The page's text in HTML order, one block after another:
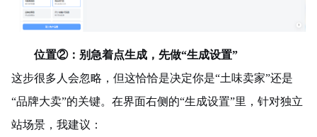
位置②：别急着点生成，先做“生成设置”
这步很多人会忽略，但这恰恰是决定你是“土味卖家”还是
“品牌大卖”的关键。在界面右侧的“生成设置”里，针对独立
站场景，我建议：